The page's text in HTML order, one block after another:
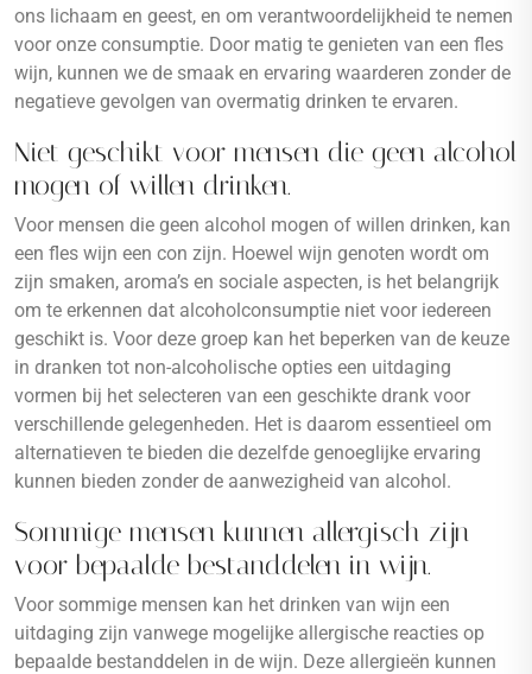
ons lichaam en geest, en om verantwoordelijkheid te nemen
voor onze consumptie. Door matig te genieten van een fles
wijn, kunnen we de smaak en ervaring waarderen zonder de
negatieve gevolgen van overmatig drinken te ervaren.
Niet geschikt voor mensen die geen alcohol
mogen of willen drinken.
Voor mensen die geen alcohol mogen of willen drinken, kan
een fles wijn een con zijn. Hoewel wijn genoten wordt om
zijn smaken, aroma’s en sociale aspecten, is het belangrijk
om te erkennen dat alcoholconsumptie niet voor iedereen
geschikt is. Voor deze groep kan het beperken van de keuze
in dranken tot non-alcoholische opties een uitdaging
vormen bij het selecteren van een geschikte drank voor
verschillende gelegenheden. Het is daarom essentieel om
alternatieven te bieden die dezelfde genoeglijke ervaring
kunnen bieden zonder de aanwezigheid van alcohol.
Sommige mensen kunnen allergisch zijn
voor bepaalde bestanddelen in wijn.
Voor sommige mensen kan het drinken van wijn een
uitdaging zijn vanwege mogelijke allergische reacties op
bepaalde bestanddelen in de wijn. Deze allergieën kunnen